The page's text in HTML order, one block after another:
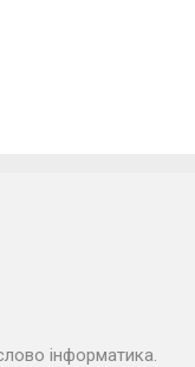
інформатика.